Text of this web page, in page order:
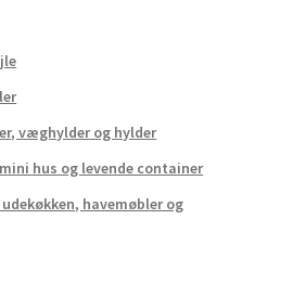
væghylder og hylder
hus og levende container
havemøbler og